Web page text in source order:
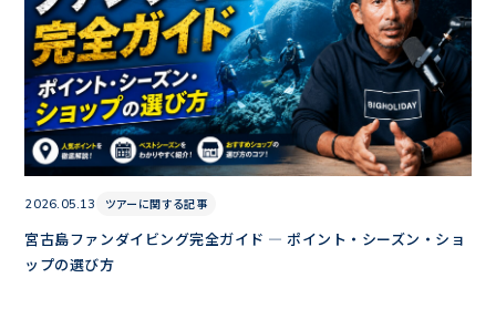
2026.05.13 ツアーに関する記事
宮古島ファンダイビング完全ガイド — ポイント・シーズン・ショ
ップの選び方